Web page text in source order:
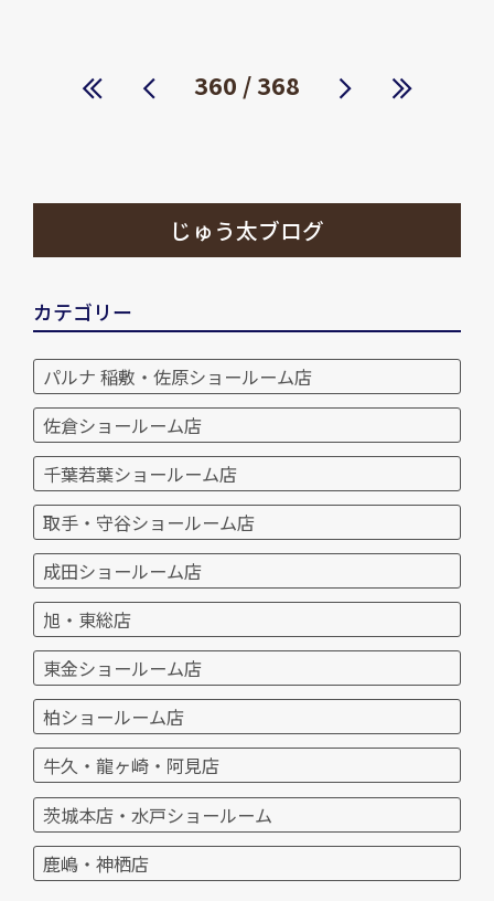
360 / 368
« 先
前へ 次へ
最後
じゅう太ブログ
カテゴリー
パルナ 稲敷・佐原ショールーム店
佐倉ショールーム店
千葉若葉ショールーム店
取手・守谷ショールーム店
成田ショールーム店
旭・東総店
東金ショールーム店
柏ショールーム店
牛久・龍ヶ崎・阿見店
茨城本店・水戸ショールーム
鹿嶋・神栖店